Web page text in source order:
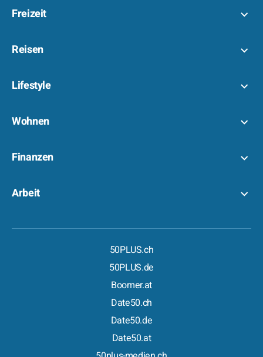
Freizeit
Reisen
Lifestyle
Wohnen
Finanzen
Arbeit
50PLUS.ch
50PLUS.de
Boomer.at
Date50.ch
Date50.de
Date50.at